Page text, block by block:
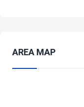
AREA MAP